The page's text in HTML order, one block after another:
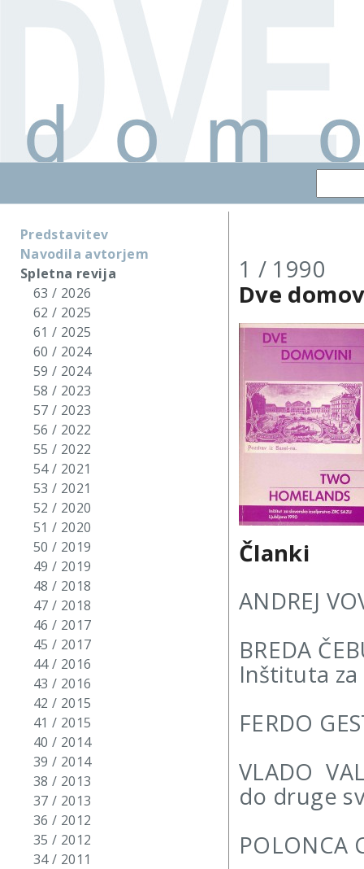
Predstavitev
Navodila avtorjem
Spletna revija
63 / 2026
62 / 2025
61 / 2025
60 / 2024
59 / 2024
58 / 2023
57 / 2023
56 / 2022
55 / 2022
54 / 2021
53 / 2021
52 / 2020
51 / 2020
50 / 2019
49 / 2019
48 / 2018
47 / 2018
46 / 2017
45 / 2017
44 / 2016
43 / 2016
42 / 2015
41 / 2015
40 / 2014
39 / 2014
38 / 2013
37 / 2013
36 / 2012
35 / 2012
34 / 2011
1 / 1990
Dve
Članki
ANDREJ
BREDA
Inštituta
FERDO
VLADO
do druge
POLONCA